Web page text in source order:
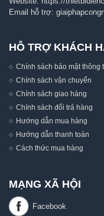
Email hỗ trợ:
HỖ TRỢ KHÁCH
Chính sách bảo mật thông
Chính sách vận chuyển
Chính sách giao hàng
Chính sách đổi trả hàng
Hướng dẫn mua hàng
Hướng dẫn thanh toán
Cách thức mua hàng
MẠNG XÃ HỘI